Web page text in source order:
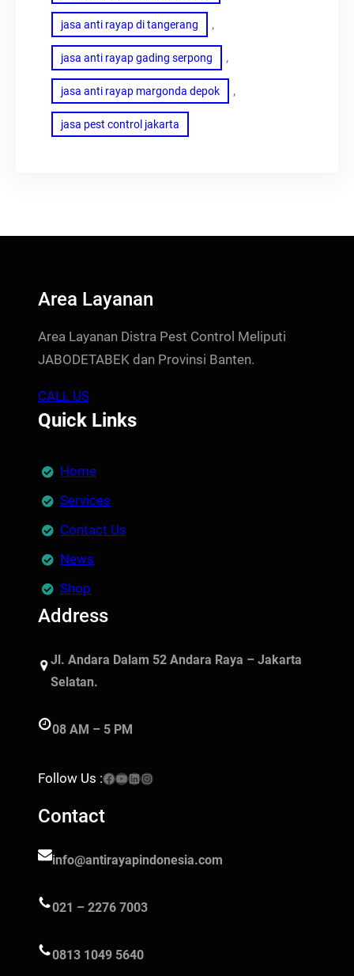
jasa anti rayap di tangerang ,
jasa anti rayap gading serpong ,
jasa anti rayap margonda depok ,
jasa pest control jakarta
Area Layanan
Area Layanan Distra Pest Control Meliputi
JABODETABEK dan Provinsi Banten.
CALL US
Quick Links
Home
Services
Contact Us
News
Shop
Address
Jl. Andara Dalam 52 Andara Raya – Jakarta
Selatan.
08 AM – 5 PM
Follow Us :Facebook YouTube LinkedIn Instagram
Contact
info@antirayapindonesia.com
021 – 2276 7003
0813 1049 5640